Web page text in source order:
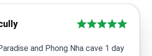
and Phong Nha cave 1 day